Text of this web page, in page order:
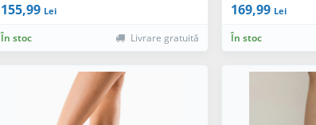
155,99 Lei
În stoc Livrare gratuită
169,99 Lei
În stoc